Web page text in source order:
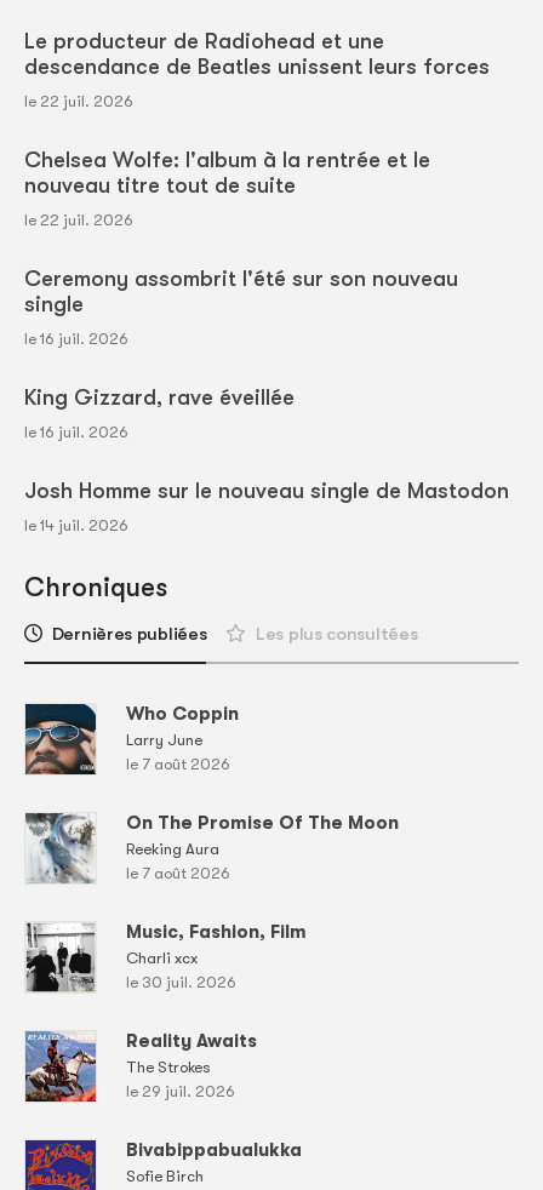
Le producteur de Radiohead et une
descendance de Beatles unissent leurs forces
le 22 juil. 2026
Chelsea Wolfe: l'album à la rentrée et le
nouveau titre tout de suite
le 22 juil. 2026
Ceremony assombrit l'été sur son nouveau
single
le 16 juil. 2026
King Gizzard, rave éveillée
le 16 juil. 2026
Josh Homme sur le nouveau single de Mastodon
le 14 juil. 2026
Chroniques
Dernières publiées Les plus consultées
Who Coppin
Larry June
le 7 août 2026
On The Promise Of The Moon
Reeking Aura
le 7 août 2026
Music, Fashion, Film
Charli xcx
le 30 juil. 2026
Reality Awaits
The Strokes
le 29 juil. 2026
Bivabippabualukka
Sofie Birch